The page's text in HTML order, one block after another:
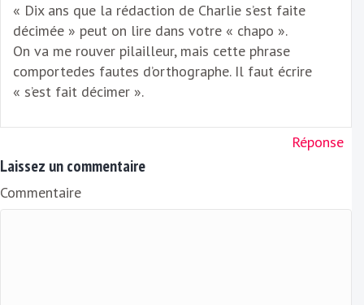
« Dix ans que la rédaction de Charlie s’est faite
décimée » peut on lire dans votre « chapo ».
On va me rouver pilailleur, mais cette phrase
comportedes fautes d’orthographe. Il faut écrire
« s’est fait décimer ».
Réponse
Laissez un commentaire
Commentaire